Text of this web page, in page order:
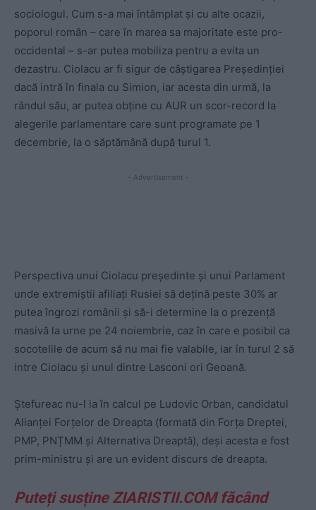
sociologul. Cum s-a mai întâmplat și cu alte ocazii,
poporul român – care în marea sa majoritate este pro-
occidental – s-ar putea mobiliza pentru a evita un
dezastru. Ciolacu ar fi sigur de câștigarea Președinției
dacă intră în finala cu Simion, iar acesta din urmă, la
rândul său, ar putea obține cu AUR un scor-record la
alegerile parlamentare care sunt programate pe 1
decembrie, la o săptămână după turul 1.
- Advertisement -
Perspectiva unui Ciolacu președinte și unui Parlament
unde extremiștii afiliați Rusiei să dețină peste 30% ar
putea îngrozi românii și să-i determine la o prezență
masivă la urne pe 24 noiembrie, caz în care e posibil ca
socotelile de acum să nu mai fie valabile, iar în turul 2 să
intre Ciolacu și unul dintre Lasconi ori Geoană.
Ștefureac nu-l ia în calcul pe Ludovic Orban, candidatul
Alianței Forțelor de Dreapta (formată din Forța Dreptei,
PMP, PNȚMM și Alternativa Dreaptă), deși acesta e fost
prim-ministru și are un evident discurs de dreapta.
Puteți susține ZIARISTII.COM făcând